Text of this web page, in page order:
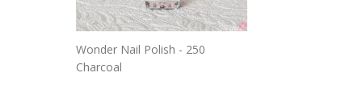
Wonder Nail Polish - 250
Charcoal